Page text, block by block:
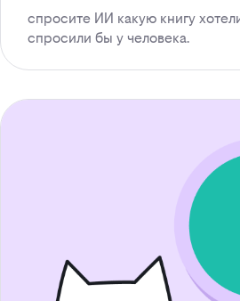
спросите ИИ какую книгу
спросили бы у человека.